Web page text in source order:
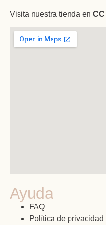
Visita nuestra tienda en
Ayuda
FAQ
Política de privacidad